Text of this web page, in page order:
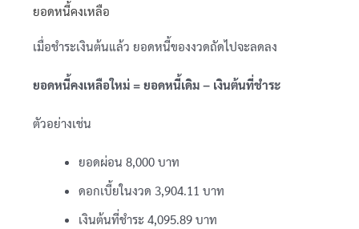
ยอดหนี้คงเหลือ
เมื่อชำระเงินต้นแล้ว ยอดหนี้ของงวดถัดไปจะลดลง
ยอดหนี้คงเหลือใหม่ = ยอดหนี้เดิม − เงินต้นที่ชำระ
ตัวอย่างเช่น
ยอดผ่อน 8,000 บาท
ดอกเบี้ยในงวด 3,904.11 บาท
เงินต้นที่ชำระ 4,095.89 บาท